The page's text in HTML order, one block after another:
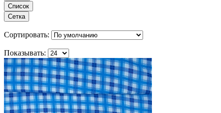
Список
Сетка
Сортировать:
Показывать: